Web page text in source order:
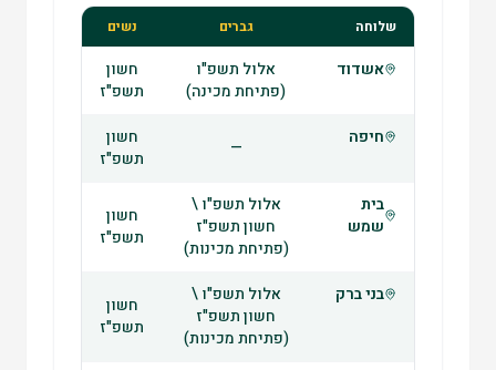
שלוחה גברים נשים
אשדוד
אלול תשפ"ו
(פתיחת מכינה)
חשון
תשפ"ז
חיפה
—
חשון
תשפ"ז
בית
שמש
אלול תשפ"ו \
חשון תשפ"ז
(פתיחת מכינות)
חשון
תשפ"ז
בני ברק
אלול תשפ"ו \
חשון תשפ"ז
(פתיחת מכינות)
חשון
תשפ"ז